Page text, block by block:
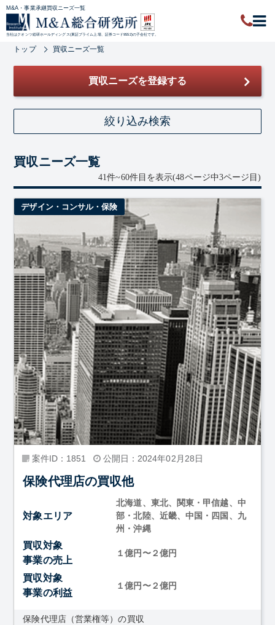
M&A・事業承継買収ニーズ一覧
当社はクオンツ総研ホールディングス(東証プライム上場、証券コード9552)の子会社です。
トップ 買収ニーズ一覧
買収ニーズを登録する
絞り込み検索
キーワード
地域
業種
買収ニーズ一覧
41件~60件目を表示(48ページ中3ページ目)
デザイン・コンサル・保険
案件ID：1851 公開日：2024年02月28日
保険代理店の買収他
対象エリア
北海道、東北、関東・甲信越、中
部・北陸、近畿、中国・四国、九
州・沖縄
買収対象
事業の売上
１億円〜２億円
買収対象
事業の利益
１億円〜２億円
保険代理店（営業権等）の買収